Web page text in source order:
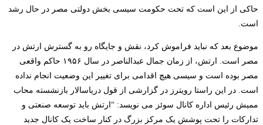
حاکی از این است که تحت حکومت سیسی بخش دولتی مصر در حال رشد
است.
موضوع بعد که نباید فراموش کرد، نقش و جایگاه رو به گسترش ارتش در
مصر است. ارتش، از زمان جمال عبدالناصر در سال ۱۹۵۶ حاکم واقعی
مصر بوده است و سیسی هیچ اقدامی برای تغییر این وضعیت انجام نداده
است. در این راستا رویترز در گزارشی از قول دریاسالار بازنشسته محاب
ممیش رئیس اداره کانال سوئز می ­نویسد: “ارتش باید توسعه صنعتی و
تدارکات را تحت پوشش یک مرکز بزرگ در کنار ساخت یک کانال جدید